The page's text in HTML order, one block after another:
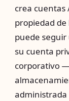
crea cuentas
propiedad
puede seguir
su cuenta
corporativo
administrada